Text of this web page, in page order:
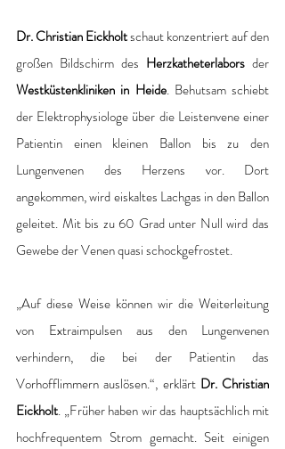
Dr. Christian Eickholt schaut konzentriert auf den
großen Bildschirm des Herzkatheterlabors
Westküstenkliniken in Heide. Behutsam schiebt
der Elektrophysiologe über die Leistenvene einer
Patientin einen kleinen Ballon bis zu den
Lungenvenen des Herzens vor. Dort
angekommen, wird eiskaltes Lachgas in den Ballon
geleitet. Mit bis zu 60 Grad unter Null wird das
Gewebe der Venen quasi schockgefrostet.
„Auf diese Weise können wir die Weiterleitung
von Extraimpulsen aus den Lungenvenen
verhindern, die bei der Patientin das
Vorhofflimmern auslösen.“, erklärt Dr. Christian
Eickholt. „Früher haben wir das hauptsächlich mit
hochfrequentem Strom gemacht. Seit einigen